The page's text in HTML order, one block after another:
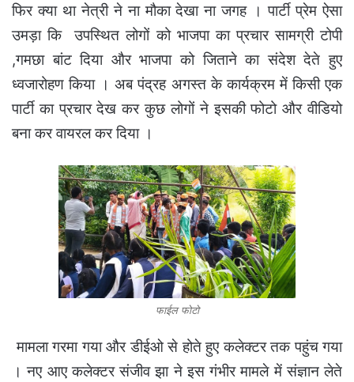
फिर क्या था नेत्री ने ना मौका देखा ना जगह । पार्टी प्रेम ऐसा
उमड़ा कि उपस्थित लोगों को भाजपा का प्रचार सामग्री टोपी
,गमछा बांट दिया और भाजपा को जिताने का संदेश देते हुए
ध्वजारोहण किया । अब पंद्रह अगस्त के कार्यक्रम में किसी एक
पार्टी का प्रचार देख कर कुछ लोगों ने इसकी फोटो और वीडियो
बना कर वायरल कर दिया ।
फाईल फोटो
मामला गरमा गया और डीईओ से होते हुए कलेक्टर तक पहुंच गया
। नए आए कलेक्टर संजीव झा ने इस गंभीर मामले में संज्ञान लेते